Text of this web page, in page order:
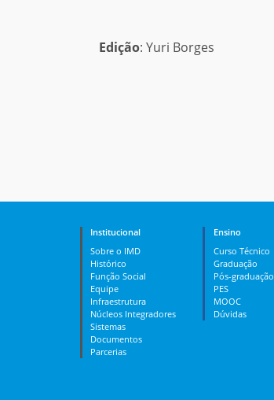
Edição: Yuri Borges
Institucional
Sobre o IMD
Histórico
Função Social
Equipe
Infraestrutura
Núcleos Integradores
Sistemas
Documentos
Parcerias
Ensino
Curso Técnico
Graduação
Pós-graduação
PES
MOOC
Dúvidas